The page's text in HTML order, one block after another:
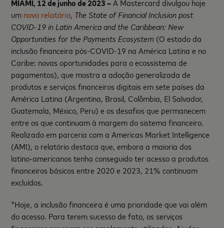
MIAMI, 12 de junho de 2023 – A Mastercard divulgou hoje
um novo relatório, The State of Financial Inclusion post
COVID-19 in Latin America and the Caribbean: New
Opportunities for the Payments Ecosystem (O estado da
inclusão financeira pós-COVID-19 na América Latina e no
Caribe: novas oportunidades para o ecossistema de
pagamentos), que mostra a adoção generalizada de
produtos e serviços financeiros digitais em sete países da
América Latina (Argentina, Brasil, Colômbia, El Salvador,
Guatemala, México, Peru) e os desafios que permanecem
entre os que continuam à margem do sistema financeiro.
Realizado em parceria com a Americas Market Intelligence
(AMI), o relatório destaca que, embora a maioria dos
latino-americanos tenha conseguido ter acesso a produtos
financeiros básicos entre 2020 e 2023, 21% continuam
excluídos.
"Hoje, a inclusão financeira é uma prioridade que vai além
do acesso. Para terem sucesso de fato, os serviços